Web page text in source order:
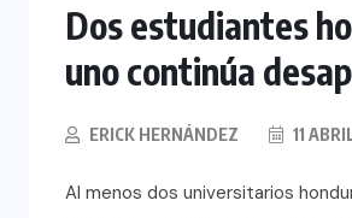
Dos estudiantes
uno continúa
ERICK HERNÁNDEZ 11
Al menos dos universitarios